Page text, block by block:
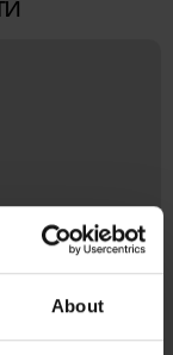
About